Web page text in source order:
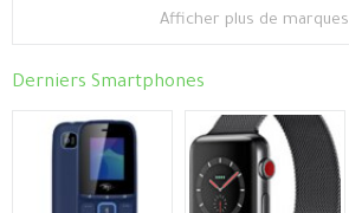
Afficher plus de marques
Derniers Smartphones